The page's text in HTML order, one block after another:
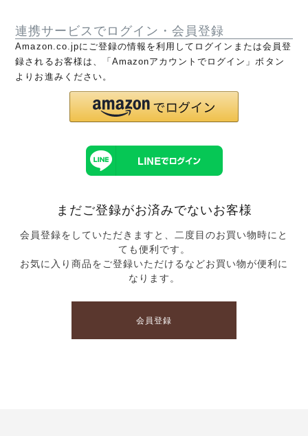
連携サービスでログイン・会員登録
Amazon.co.jpにご登録の情報を利用してログインまたは会員登
録されるお客様は、「Amazonアカウントでログイン」ボタン
よりお進みください。
まだご登録がお済みでないお客様
会員登録をしていただきますと、二度目のお買い物時にと
ても便利です。
お気に入り商品をご登録いただけるなどお買い物が便利に
なります。
会員登録